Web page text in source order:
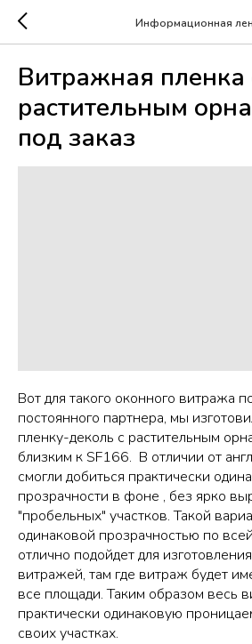
Информационная
Витражная пленка
растительным
под заказ
Вот для такого оконного витража
постоянного партнера, мы
пленку-деколь с растительным
близким к SF166. В отличии от
смогли добиться практически
прозрачности в фоне , без ярко
"пробельных" участков. Такой
одинаковой прозрачностью по
отлично подойдет для
витражей, там где витраж будет
все площади. Таким образом весь
практически одинаковую
своих участках.